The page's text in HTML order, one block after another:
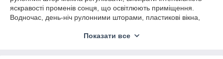
яскравості променів сонця, що освітлюють приміщення.
Водночас, день-ніч рулонними шторами, пластикові вікна,
вікнах, можуть поєднуватися зі стилями — лофт, хай-тек, і
Показати все